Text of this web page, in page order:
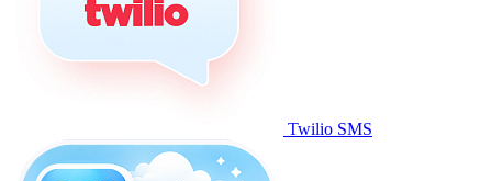
Twilio SMS